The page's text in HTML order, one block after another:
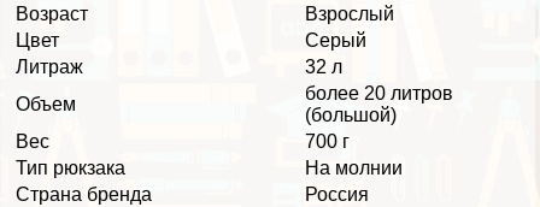
Возраст
Взрослый
Цвет
Серый
Литраж
32 л
Объем
более 20 литров
(большой)
Вес
700 г
Тип рюкзака
На молнии
Страна бренда
Россия